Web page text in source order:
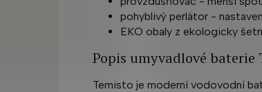
pohyblivý perlátor -
EKO obaly z ekologicky
Popis umyvadlové baterie
Temisto je moderní vodovodní